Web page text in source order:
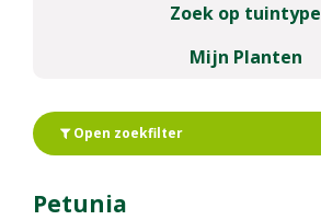
Zoek op tuintype
Mijn Planten
Open zoekfilter
Petunia